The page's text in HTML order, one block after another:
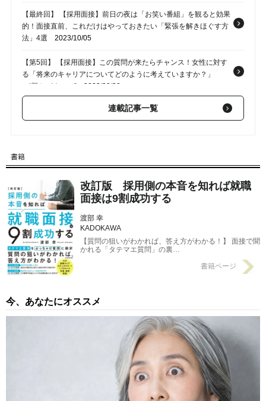
【最終回】 【採用面接】前日の夜は「お笑い番組」を観ると効果
的！面接直前、これだけはやっておきたい「緊張を解きほぐす方
法」4選 2023/10/05
【第5回】 【採用面接】この質問が来たらチャンス！女性に対す
る「将来のキャリアについてどのように考えていますか？」
の“勝ちパターン” 2023/09/28
【第4回】 【就活】「自分を色にたとえると？」⇒面接官が思わ
ず納得する“お手本回答”がこちら2023/09/21
「〇〇大学の～と申します。出身は…。」 面接官「（わかって
ないなあ…）」2023/09/07
【第1回】 （この就活生、“わかってない”な）…面接官「自己PR
をお願いします」の真意 2023/09/01
連載記事一覧
書籍
改訂版 採用側の本音を知れば就職
面接は9割成功する
渡部 幸
KADOKAWA
【質問の狙いがわかれば、答え方がわかる！】 面接で聞
かれる「タテマエ質問」の裏…
書籍ページ
今、あなたにオススメ